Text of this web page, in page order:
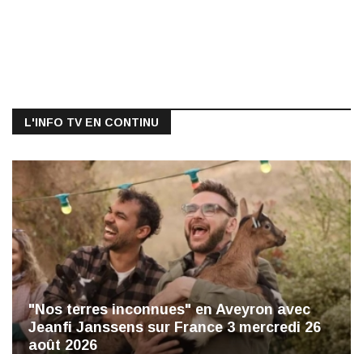
L'INFO TV EN CONTINU
"Nos terres inconnues" en Aveyron avec
Jeanfi Janssens sur France 3 mercredi 26
août 2026